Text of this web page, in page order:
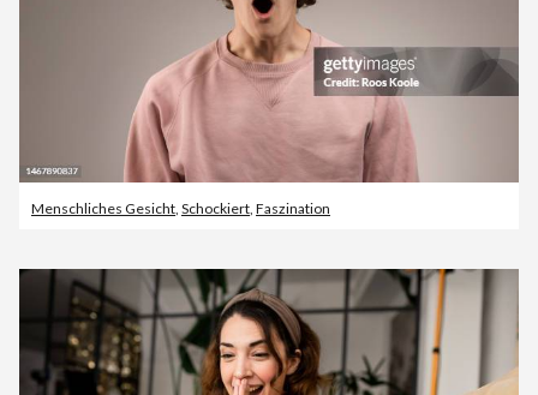
Menschliches Gesicht, Schockiert, Faszination